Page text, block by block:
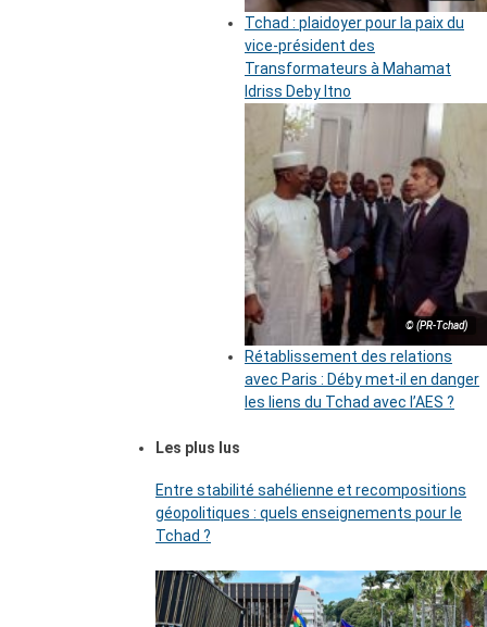
Tchad : plaidoyer pour la paix du
vice-président des
Transformateurs à Mahamat
Idriss Deby Itno
© (PR-Tchad)
Rétablissement des relations
avec Paris : Déby met-il en danger
les liens du Tchad avec l’AES ?
Les plus lus
Entre stabilité sahélienne et recompositions
géopolitiques : quels enseignements pour le
Tchad ?